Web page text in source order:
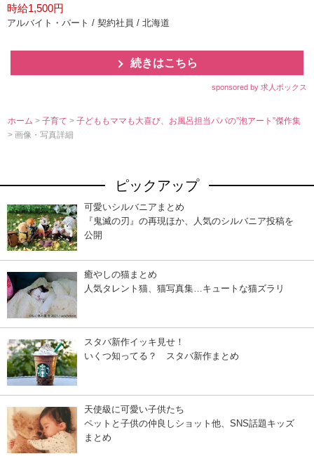
時給1,500円
アルバイト・パート / 契約社員 / 北海道
続きはこちら
sponsored by 求人ボックス
ホーム >子育て>子どももママも大喜び、お風呂担当パパの”泡アート”傑作集
> 画像・写真詳細
ピックアップ
可愛いシルバニアまとめ
『鬼滅の刃』の再現ほか、人気のシルバニア投稿を
公開
癒やしの猫まとめ
人気タレント猫、猫写真集…キュートな猫ズラリ
スタバ新作イッキ見せ！
いくつ知ってる？ スタバ新作まとめ
天使級に可愛い子供たち
ペットと子供の仲良しショット他、SNS話題キッズ
まとめ